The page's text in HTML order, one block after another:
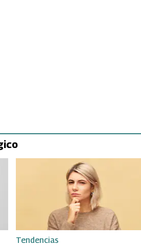
Tendencias